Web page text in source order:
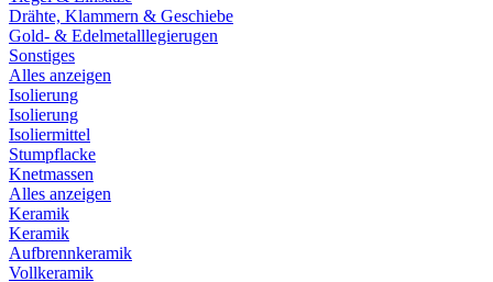
Drähte, Klammern & Geschiebe
Gold- & Edelmetalllegierugen
Sonstiges
Alles anzeigen
Isolierung
Isolierung
Isoliermittel
Stumpflacke
Knetmassen
Alles anzeigen
Keramik
Keramik
Aufbrennkeramik
Vollkeramik